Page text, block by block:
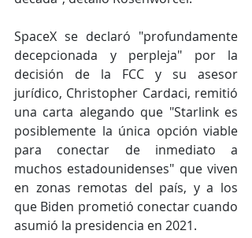
SpaceX se declaró "profundamente
decepcionada y perpleja" por la
decisión de la FCC y su asesor
jurídico, Christopher Cardaci, remitió
una carta alegando que "Starlink es
posiblemente la única opción viable
para conectar de inmediato a
muchos estadounidenses" que viven
en zonas remotas del país, y a los
que Biden prometió conectar cuando
asumió la presidencia en 2021.